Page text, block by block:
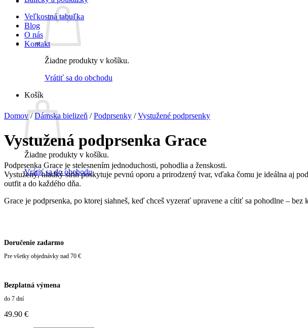
Žiadne produkty v košíku.
Vrátiť sa do obchodu
Košík
Žiadne produkty v košíku.
Vrátiť sa do obchodu
Veľkostná tabuľka
Blog
O nás
Kontakt
Domov / Dámska bielizeň / Podprsenky / Vystužené podprsenky
Vystužená podprsenka Grace
Podprsenka Grace je stelesnením jednoduchosti, pohodlia a ženskosti.
Vystužený, hladký strih poskytuje pevnú oporu a prirodzený tvar, vďaka čomu je ideálna aj
outfit a do každého dňa.
Grace je podprsenka, po ktorej siahneš, keď chceš vyzerať upravene a cítiť sa pohodlne –
Doručenie zadarmo
Pre všetky objednávky nad 70 €
Bezplatná výmena
do 7 dní
49.90 €